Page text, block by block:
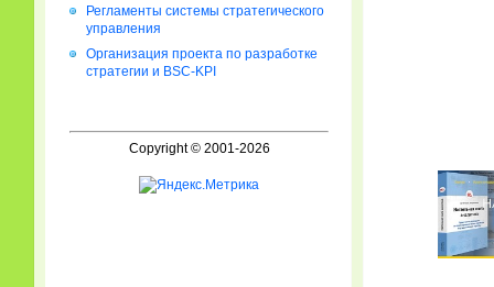
Регламенты системы стратегического
управления
Организация проекта по разработке
стратегии и BSC-KPI
Copyright © 2001-2026